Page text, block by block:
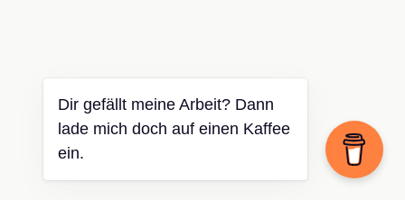
Dir gefällt meine Arbeit? Dann
lade mich doch auf einen Kaffee
ein.